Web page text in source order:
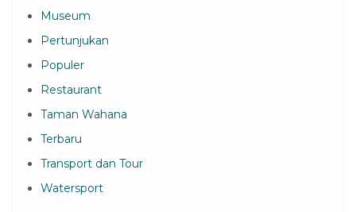
Museum
Pertunjukan
Populer
Restaurant
Taman Wahana
Terbaru
Transport dan Tour
Watersport